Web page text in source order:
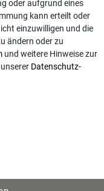
Hansen | Realisation
oder aufgrund eines
kann erteilt oder
einzuwilligen und die
ändern oder zu
und weitere Hinweise zur
Daten­schutz­